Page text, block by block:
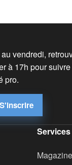
vendredi,
à 17h pour
pro.
S'inscrire
Services
Magazine